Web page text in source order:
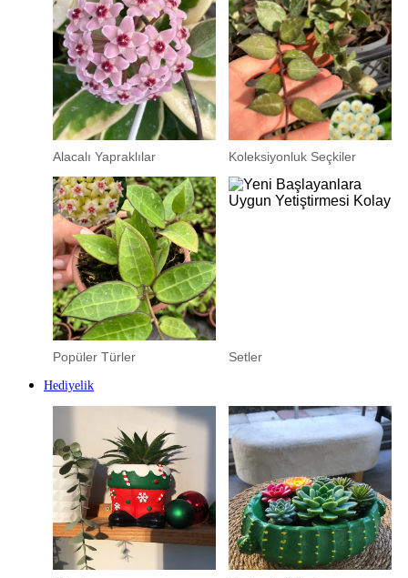
Alacalı Yapraklılar Koleksiyonluk Seçkiler
Popüler Türler Setler
Hediyelik